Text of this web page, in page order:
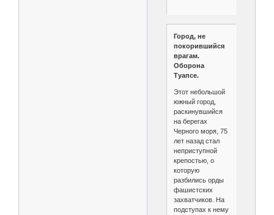
Город, не
покорившийся
врагам.
Оборона
Туапсе.
Этот небольшой
южный город,
раскинувшийся
на берегах
Черного моря, 75
лет назад стал
неприступной
крепостью, о
которую
разбились орды
фашистских
захватчиков. На
подступах к нему